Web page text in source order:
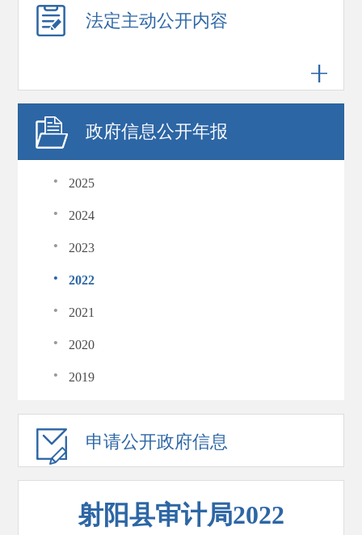
法定主动公开内容
政府信息公开年报
· 2025
· 2024
· 2023
· 2022
· 2021
· 2020
· 2019
申请公开政府信息
射阳县审计局2022